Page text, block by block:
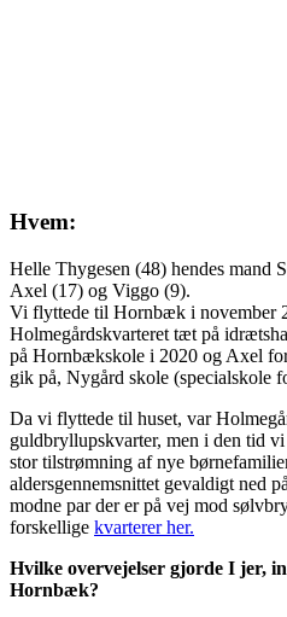
Hvem:
Helle Thygesen (48) hendes mand
Axel (17) og Viggo (9).
Vi flyttede til Hornbæk i november
Holmegårdskvarteret tæt på
på Hornbækskole i 2020 og Axel
gik på, Nygård skole (specialskole
Da vi flyttede til huset, var
guldbryllupskvarter, men i den tid
stor tilstrømning af nye
aldersgennemsnittet gevaldigt ned
modne par der er på vej mod
forskellige kvarterer her.
Hvilke overvejelser gjorde I jer,
Hornbæk?